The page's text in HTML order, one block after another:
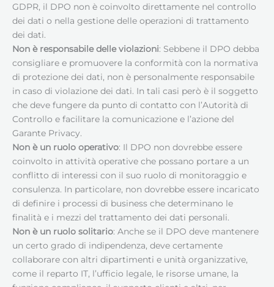
GDPR, il DPO non è coinvolto direttamente nel controllo
dei dati o nella gestione delle operazioni di trattamento
dei dati.
Non è responsabile delle violazioni: Sebbene il DPO debba
consigliare e promuovere la conformità con la normativa
di protezione dei dati, non è personalmente responsabile
in caso di violazione dei dati. In tali casi però è il soggetto
che deve fungere da punto di contatto con l’Autorità di
Controllo e facilitare la comunicazione e l’azione del
Garante Privacy.
Non è un ruolo operativo: Il DPO non dovrebbe essere
coinvolto in attività operative che possano portare a un
conflitto di interessi con il suo ruolo di monitoraggio e
consulenza. In particolare, non dovrebbe essere incaricato
di definire i processi di business che determinano le
finalità e i mezzi del trattamento dei dati personali.
Non è un ruolo solitario: Anche se il DPO deve mantenere
un certo grado di indipendenza, deve certamente
collaborare con altri dipartimenti e unità organizzative,
come il reparto IT, l’ufficio legale, le risorse umane, la